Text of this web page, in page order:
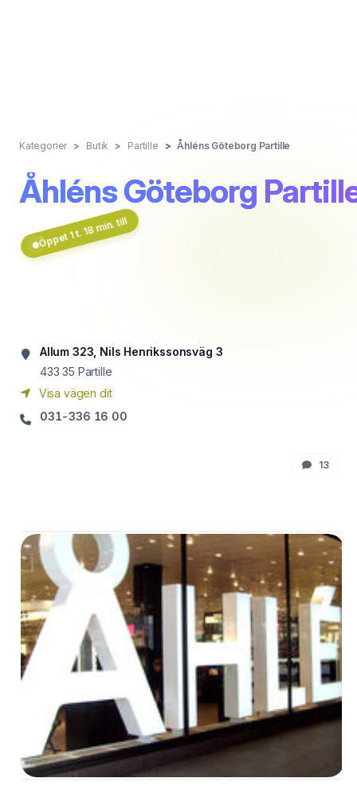
Kategorier Butik Partille Åhléns Göteborg Partille
Åhléns Göteborg
Öppet 1 t. 18 min. till
Allum 323, Nils Henrikssonsväg 3
433 35 Partille
Visa vägen dit
031-336 16 00
13